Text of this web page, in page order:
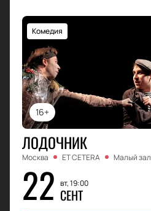
16+
Комедия
ЛОДОЧНИК
Москва ET CETERA Малый зал
22 вт, 19:00
СЕНТ